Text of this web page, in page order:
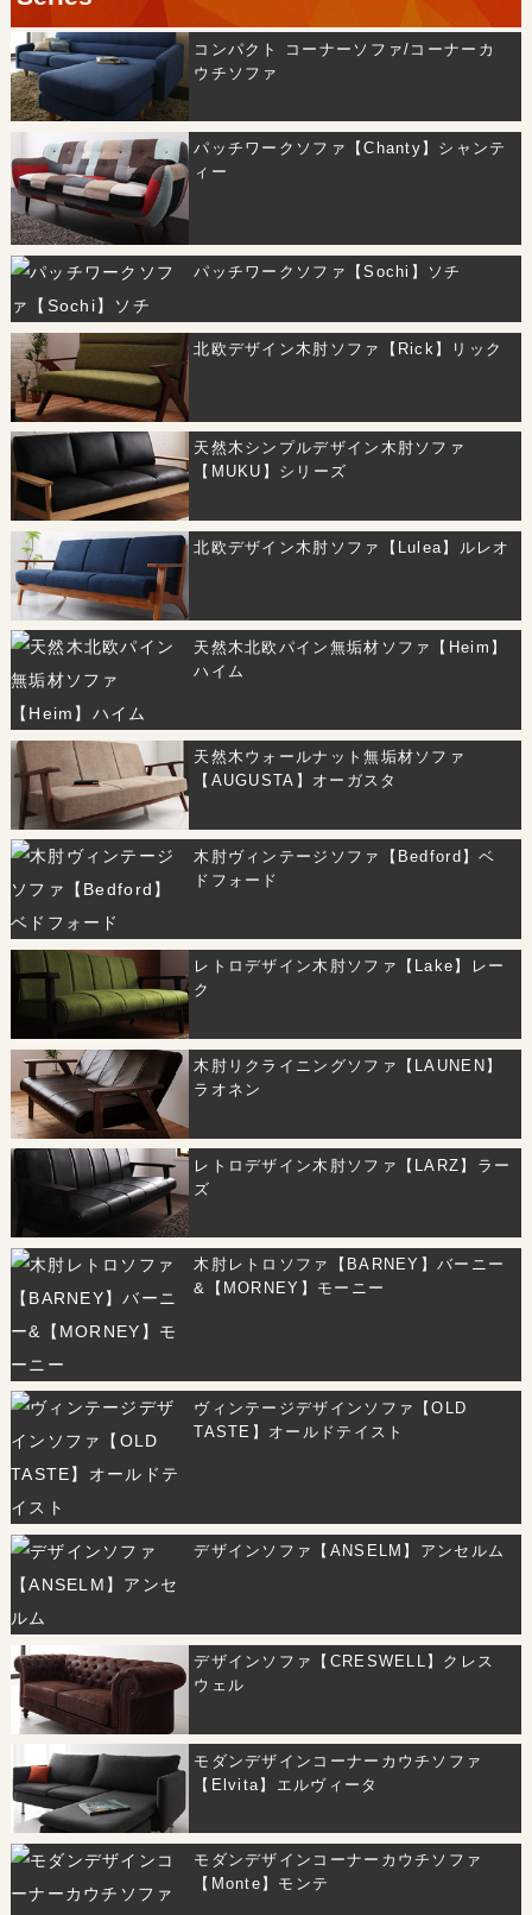
コンパクト コーナーソファ/コーナーカ
ウチソファ
パッチワークソファ【Chanty】シャンテ
ィー
パッチワークソファ【Sochi】ソチ
北欧デザイン木肘ソファ【Rick】リック
天然木シンプルデザイン木肘ソファ
【MUKU】シリーズ
北欧デザイン木肘ソファ【Lulea】ルレオ
天然木北欧パイン無垢材ソファ【Heim】
ハイム
天然木ウォールナット無垢材ソファ
【AUGUSTA】オーガスタ
木肘ヴィンテージソファ【Bedford】ベ
ドフォード
レトロデザイン木肘ソファ【Lake】レー
ク
木肘リクライニングソファ【LAUNEN】
ラオネン
レトロデザイン木肘ソファ【LARZ】ラー
ズ
木肘レトロソファ【BARNEY】バーニー
&【MORNEY】モーニー
ヴィンテージデザインソファ【OLD
TASTE】オールドテイスト
デザインソファ【ANSELM】アンセルム
デザインソファ【CRESWELL】クレス
ウェル
モダンデザインコーナーカウチソファ
【Elvita】エルヴィータ
モダンデザインコーナーカウチソファ
【Monte】モンテ